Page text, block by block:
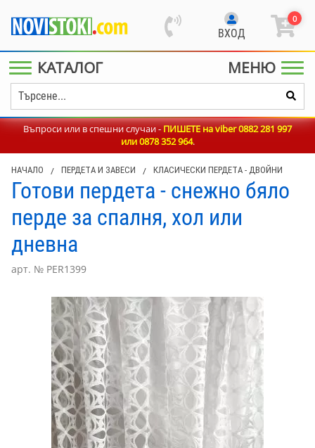
ВХОД
0
КАТАЛОГ МЕНЮ
Въпроси или в спешни случаи -ПИШЕТЕ на viber 0882 281 997
или0878 352 964.
НАЧАЛО / ПЕРДЕТА И ЗАВЕСИ / КЛАСИЧЕСКИ ПЕРДЕТА - ДВОЙНИ
Готови пердета - снежно бяло
перде за спалня, хол или
дневна
арт. № PER1399